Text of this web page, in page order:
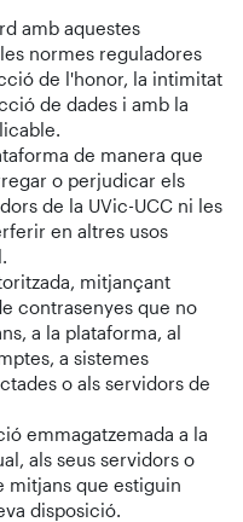
amb aquestes
normes reguladores
de l'honor, la intimitat
de dades i amb la
de manera que
o perjudicar els
de la UVic-UCC ni les
en altres usos
mitjançant
contrasenyes que no
a la plataforma, al
a sistemes
o als servidors de
emmagatzemada a la
als seus servidors o
mitjans que estiguin
disposició.